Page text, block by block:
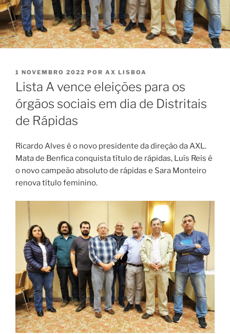
PUBLICADO
EM
1 NOVEMBRO 2022 POR AX LISBOA
Lista A vence eleições para os
órgãos sociais em dia de Distritais
de Rápidas
Ricardo Alves é o novo presidente da direção da AXL.
Mata de Benfica conquista título de rápidas, Luís Reis é
o novo campeão absoluto de rápidas e Sara Monteiro
renova título feminino.